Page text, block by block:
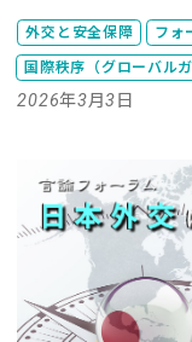
外交と安全保障 フォ
国際秩序（グローバル
2026年3月3日